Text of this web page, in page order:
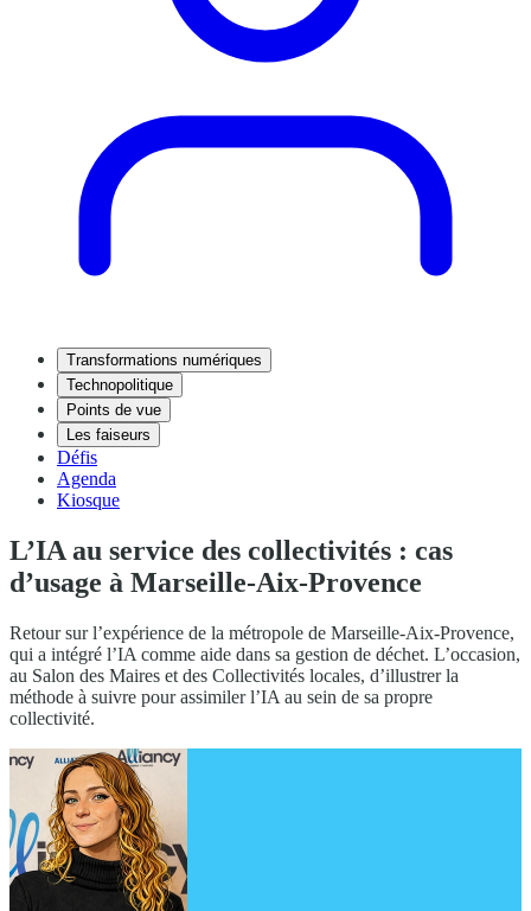
Transformations numériques
Technopolitique
Points de vue
Les faiseurs
Défis
Agenda
Kiosque
L’IA au service des collectivités : cas
d’usage à Marseille-Aix-Provence
Retour sur l’expérience de la métropole de Marseille-Aix-Provence,
qui a intégré l’IA comme aide dans sa gestion de déchet. L’occasion,
au Salon des Maires et des Collectivités locales, d’illustrer la
méthode à suivre pour assimiler l’IA au sein de sa propre
collectivité.